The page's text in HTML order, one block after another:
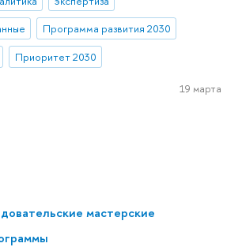
мастерские
Программа развития 2030
Приоритет 2030
19 марта